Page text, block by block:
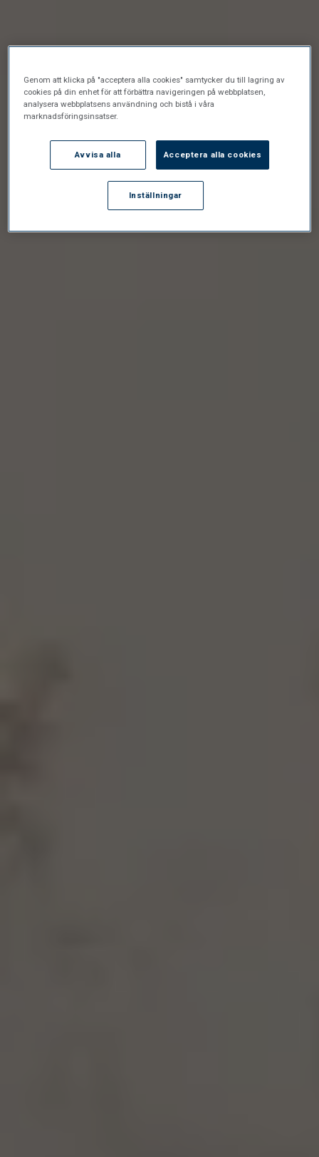
Genom att klicka på "acceptera alla cookies" samtycker du till lagring av
cookies på din enhet för att förbättra navigeringen på webbplatsen,
analysera webbplatsens användning och bistå i våra
marknadsföringsinsatser.
Avvisa alla Acceptera alla cookies
Inställningar